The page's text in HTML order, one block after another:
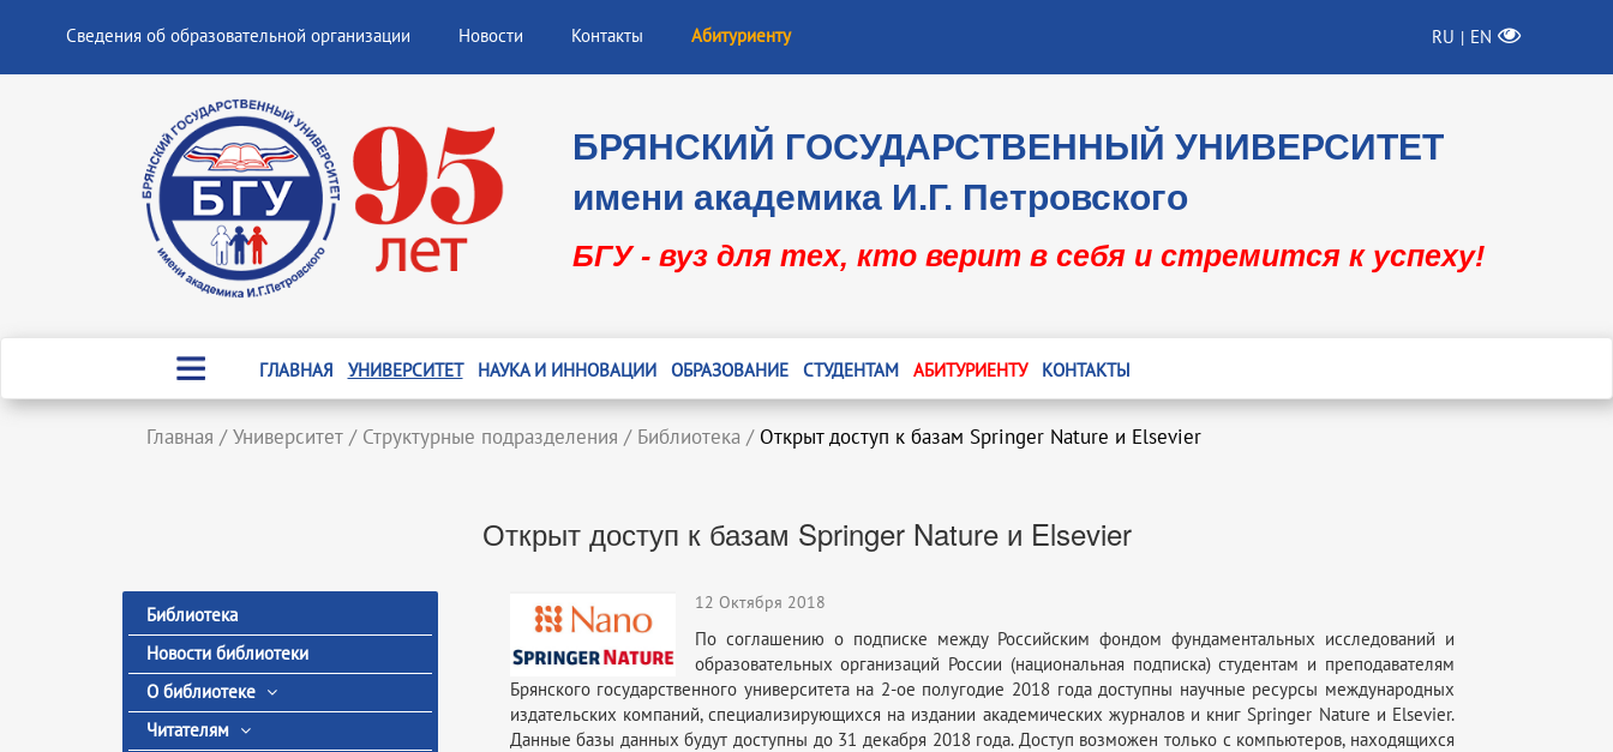
Сведения об образовательной организации Новости Контакты Абитуриенту RU | EN
БРЯНСКИЙ ГОСУДАРСТВЕННЫЙ УНИВЕРСИТЕТ
имени академика И.Г. Петровского
БГУ - вуз для тех, кто верит в себя и стремится к успеху!
ГЛАВНАЯ УНИВЕРСИТЕТ НАУКА И ИННОВАЦИИ ОБРАЗОВАНИЕ СТУДЕНТАМ АБИТУРИЕНТУ КОНТАКТЫ
Главная / Университет / Структурные подразделения / Библиотека / Открыт доступ к базам Springer Nature и Elsevier
Открыт доступ к базам Springer Nature и Elsevier
Библиотека
Новости библиотеки
О библиотеке
Читателям
12 Октября 2018
По соглашению о подписке между Российским фондом фундаментальных исследований и
образовательных организаций России (национальная подписка) студентам и преподавателям
Брянского государственного университета на 2-ое полугодие 2018 года доступны научные ресурсы международных
издательских компаний, специализирующихся на издании академических журналов и книг Springer Nature и Elsevier.
Данные базы данных будут доступны до 31 декабря 2018 года. Доступ возможен только с компьютеров, находящихся